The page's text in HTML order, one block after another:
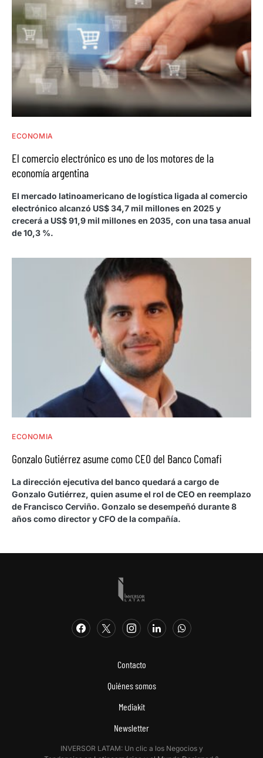
ECONOMIA
El comercio electrónico es uno de los motores de la
economía argentina
El mercado latinoamericano de logística ligada al comercio
electrónico alcanzó US$ 34,7 mil millones en 2025 y
crecerá a US$ 91,9 mil millones en 2035, con una tasa anual
de 10,3 %.
ECONOMIA
Gonzalo Gutiérrez asume como CEO del Banco Comafi
La dirección ejecutiva del banco quedará a cargo de
Gonzalo Gutiérrez, quien asume el rol de CEO en reemplazo
de Francisco Cerviño. Gonzalo se desempeñó durante 8
años como director y CFO de la compañía.
Contacto
Quiénes somos
Mediakit
Newsletter
INVERSOR LATAM: Un clic a los Negocios y